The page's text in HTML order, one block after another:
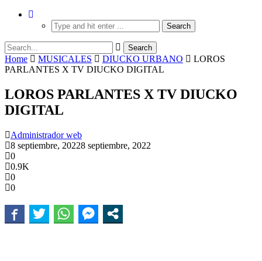
Home MUSICALES DIUCKO URBANO
LOROS
PARLANTES X TV DIUCKO DIGITAL
LOROS PARLANTES X TV DIUCKO
DIGITAL
Administrador web
8 septiembre, 20228 septiembre, 2022
0
0.9K
0
0